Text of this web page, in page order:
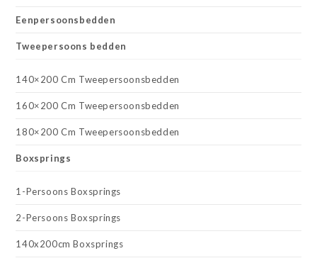
Eenpersoonsbedden
Tweepersoons bedden
140×200 Cm Tweepersoonsbedden
160×200 Cm Tweepersoonsbedden
180×200 Cm Tweepersoonsbedden
Boxsprings
1-Persoons Boxsprings
2-Persoons Boxsprings
140x200cm Boxsprings